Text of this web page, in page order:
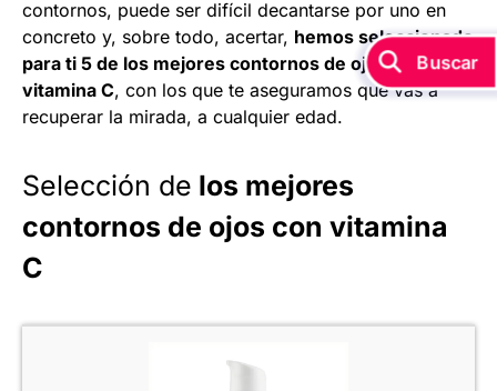
contornos, puede ser difícil decantarse por uno en
concreto y, sobre todo, acertar, hemos seleccionado
para ti 5 de los mejores contornos de ojos con
vitamina C, con los que te aseguramos que vas a
recuperar la mirada, a cualquier edad.
Selección de los mejores
contornos de ojos con vitamina
C